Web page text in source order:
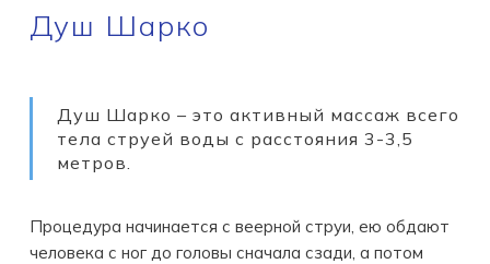
Душ Шарко
Душ Шарко – это активный массаж всего
тела струей воды с расстояния 3-3,5
метров.
Процедура начинается с веерной струи, ею обдают
человека с ног до головы сначала сзади, а потом